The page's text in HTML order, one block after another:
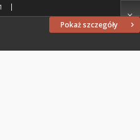
Pokaż szczegóły